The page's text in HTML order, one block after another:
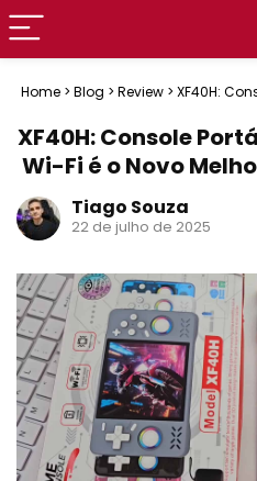
Home > Blog > Review > XF40H:
XF40H: Console
Wi-Fi é o Novo
Tiago Souza
22 de julho de 2025